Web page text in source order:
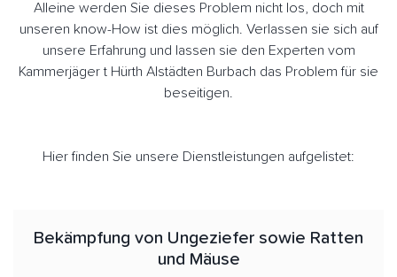
Alleine werden Sie dieses Problem nicht los, doch mit
unseren know-How ist dies möglich. Verlassen sie sich auf
unsere Erfahrung und lassen sie den Experten vom
Kammerjäger t Hürth Alstädten Burbach das Problem für sie
beseitigen.
Hier finden Sie unsere Dienstleistungen aufgelistet:
Bekämpfung von Ungeziefer sowie Ratten
und Mäuse